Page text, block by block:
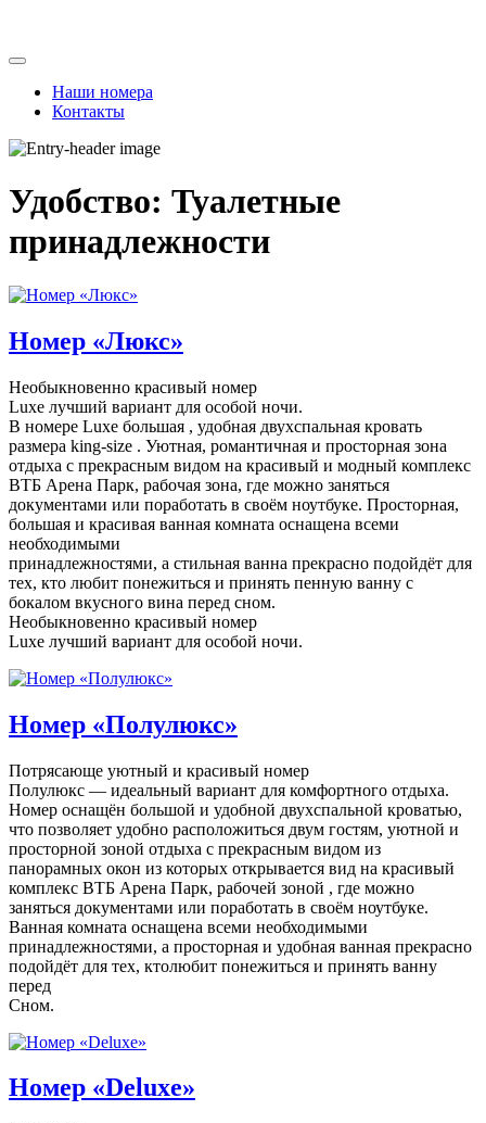
content
Наши номера
Контакты
Удобство: Туалетные
принадлежности
Номер «Люкс»
Необыкновенно красивый номер
Luxe лучший вариант для особой ночи.
В номере Luxe большая , удобная двухспальная кровать
размера king-size . Уютная, романтичная и просторная зона
отдыха с прекрасным видом на красивый и модный комплекс
ВТБ Арена Парк, рабочая зона, где можно заняться
документами или поработать в своём ноутбуке. Просторная,
большая и красивая ванная комната оснащена всеми
необходимыми
принадлежностями, а стильная ванна прекрасно подойдёт для
тех, кто любит понежиться и принять пенную ванну с
бокалом вкусного вина перед сном.
Необыкновенно красивый номер
Luxe лучший вариант для особой ночи.
Номер «Полулюкс»
Потрясающе уютный и красивый номер
Полулюкс — идеальный вариант для комфортного отдыха.
Номер оснащён большой и удобной двухспальной кроватью,
что позволяет удобно расположиться двум гостям, уютной и
просторной зоной отдыха с прекрасным видом из
панорамных окон из которых открывается вид на красивый
комплекс ВТБ Арена Парк, рабочей зоной , где можно
заняться документами или поработать в своём ноутбуке.
Ванная комната оснащена всеми необходимыми
принадлежностями, а просторная и удобная ванная прекрасно
подойдёт для тех, ктолюбит понежиться и принять ванну
перед
Сном.
Номер «Deluxe»